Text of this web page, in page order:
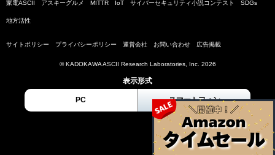
家電ASCII アスキーグルメ MITTR IoT サイバーセキュリティ小説コンテスト SDGs
地方活性
サイトポリシー プライバシーポリシー 運営会社 お問い合わせ 広告掲載
© KADOKAWA ASCII Research Laboratories, Inc. 2026
表示形式
PC スマートフォン